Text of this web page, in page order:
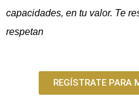
capacidades, en tu valor. Te
respetan
REGÍSTRATE PARA